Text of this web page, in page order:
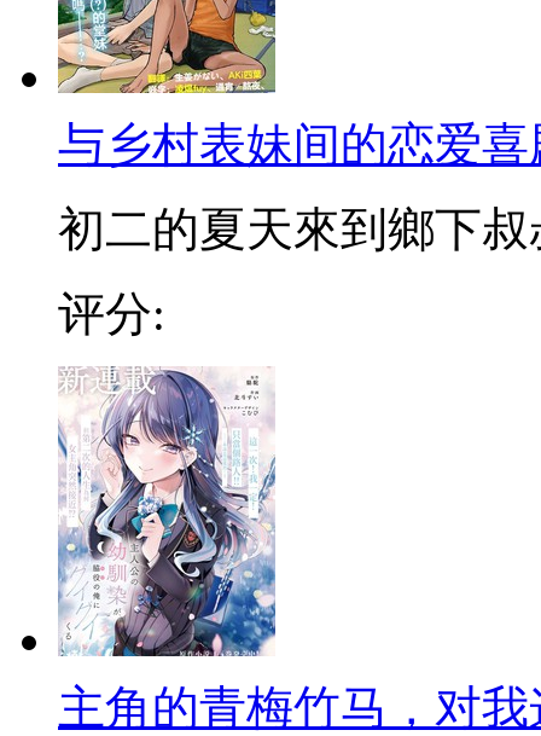
与乡村表妹间的恋爱喜
初二的夏天來到鄉下叔
评分:
主角的青梅竹马，对